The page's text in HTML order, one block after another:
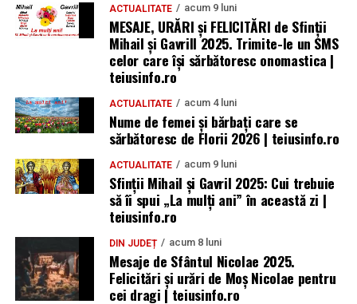
ACTUALITATE acum 9 luni
MESAJE, URĂRI și FELICITĂRI de Sfinții
Mihail și Gavrill 2025. Trimite-le un SMS
celor care își sărbătoresc onomastica |
teiusinfo.ro
ACTUALITATE acum 4 luni
Nume de femei și bărbați care se
sărbătoresc de Florii 2026 | teiusinfo.ro
ACTUALITATE acum 9 luni
Sfinții Mihail și Gavril 2025: Cui trebuie
să îi spui „La mulţi ani” în această zi |
teiusinfo.ro
DIN JUDEȚ acum 8 luni
Mesaje de Sfântul Nicolae 2025.
Felicitări și urări de Moș Nicolae pentru
cei dragi | teiusinfo.ro